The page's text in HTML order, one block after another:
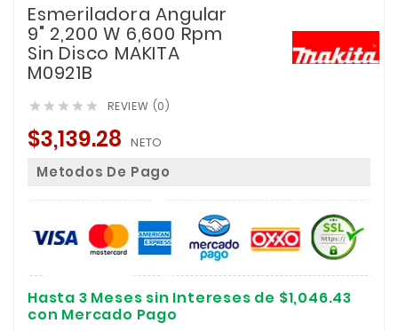
Esmeriladora Angular
9" 2,200 W 6,600 Rpm
Sin Disco MAKITA
M0921B
     REVIEW (0)
$3,139.28 NETO
Metodos De Pago
Hasta 3 Meses sin Intereses de $1,046.43
con Mercado Pago